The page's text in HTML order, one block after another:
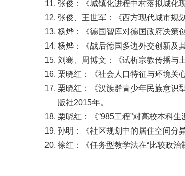
张俊：《城镇化进程中村落拟城化
张俊、王世军：《西方现代城市规
杨烨：《德国智库对德国政府决策
杨烨：《战后德国多边外交创新及
刘骞、周博文：《试析宗教传播与
栗晓红：《社会人口特征与环境关
栗晓红：《汉族群青少年民族意识
版社2015年。
栗晓红：《“985工程”对高校本科
孙明：《社区规划中的居住空间分
徐红：《任务型教学法在“比较政